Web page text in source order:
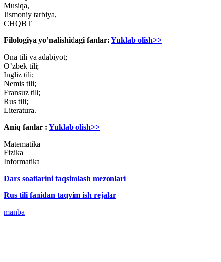
Musiqa,
Jismoniy tarbiya,
CHQBT
Filologiya yo’nalishidagi fanlar: Yuklab olish>>
Ona tili va adabiyot;
Oʼzbek tili;
Ingliz tili;
Nemis tili;
Fransuz tili;
Rus tili;
Literatura.
Aniq fanlar : Yuklab olish>>
Matematika
Fizika
Informatika
Dars soatlarini taqsimlash mezonlari
Rus tili fanidan taqvim ish rejalar
manba